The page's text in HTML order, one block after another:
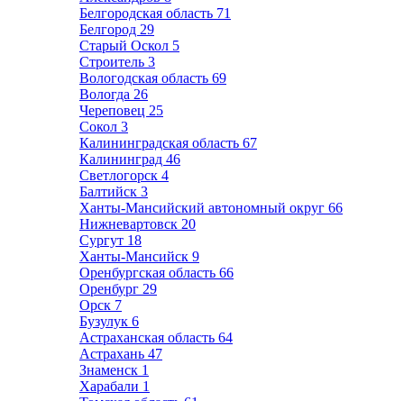
Белгородская область 71
Белгород 29
Старый Оскол 5
Строитель 3
Вологодская область 69
Вологда 26
Череповец 25
Сокол 3
Калининградская область 67
Калининград 46
Светлогорск 4
Балтийск 3
Ханты-Мансийский автономный округ 66
Нижневартовск 20
Сургут 18
Ханты-Мансийск 9
Оренбургская область 66
Оренбург 29
Орск 7
Бузулук 6
Астраханская область 64
Астрахань 47
Знаменск 1
Харабали 1